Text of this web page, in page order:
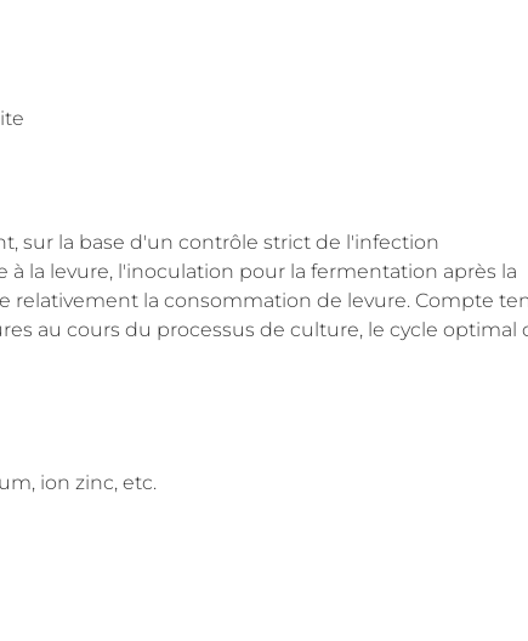
sur la base d'un contrôle strict de l'infection
la levure, l'inoculation pour la fermentation après la
relativement la consommation de levure. Compte
au cours du processus de culture, le cycle optimal
ion zinc, etc.